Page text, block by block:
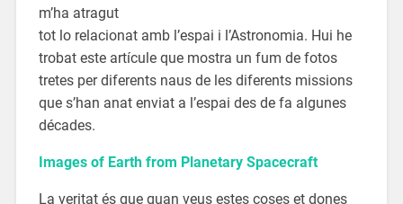
m’ha atragut
tot lo relacionat amb l’espai i l’Astronomia. Hui he
trobat este artícule que mostra un fum de fotos
tretes per diferents naus de les diferents missions
que s’han anat enviat a l’espai des de fa algunes
décades.
Images of Earth from Planetary Spacecraft
La veritat és que quan veus estes coses et dones